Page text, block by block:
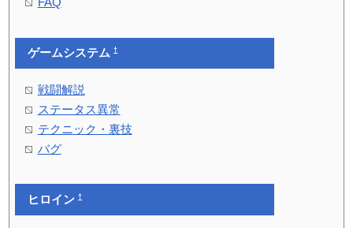
ゲームシステム†
戦闘解説
ステータス異常
テクニック・裏技
バグ
ヒロイン†